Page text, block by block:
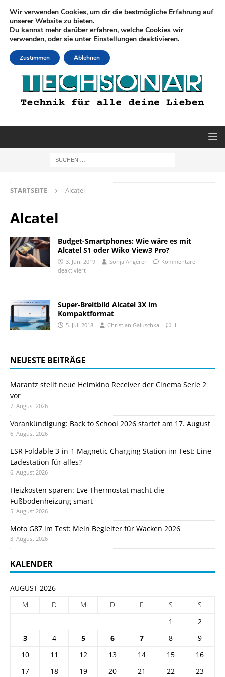
STARTSEITE Alcatel
Alcatel
Budget-Smartphones: Wie wäre es mit
Alcatel S1 oder Wiko View3 Pro?
3. Juni 2019 Sonja Angerer
Kommentare
deaktiviert
Super-Breitbild Alcatel 3X im
Kompaktformat
5. Juli 2018 Christian Galuschka 1
NEUESTE BEITRÄGE
Marantz stellt neue Heimkino Receiver der Cinema Serie 2
vor
7. August 2026
Vorankündigung: Back to School 2026 startet am 17. August
6. August 2026
ESR Foldable 3-in-1 Magnetic Charging Station im Test: Eine
Ladestation für alles?
6. August 2026
Heizkosten sparen: Eve Thermostat macht die
Fußbodenheizung smart
5. August 2026
Moto G87 im Test: Mein Begleiter für Wacken 2026
3. August 2026
KALENDER
AUGUST 2026
M
D M D F S
S
1
2
3
4 5 6 7 8
9
10
11 12 13 14 15
16
17
18 19 20 21 22 23
Wir verwenden Cookies, um dir die bestmögliche Erfahrung auf
unserer Website zu bieten.
Du kannst mehr darüber erfahren, welche Cookies wir
verwenden, oder sie unter Einstellungen deaktivieren.
Zustimmen Ablehnen